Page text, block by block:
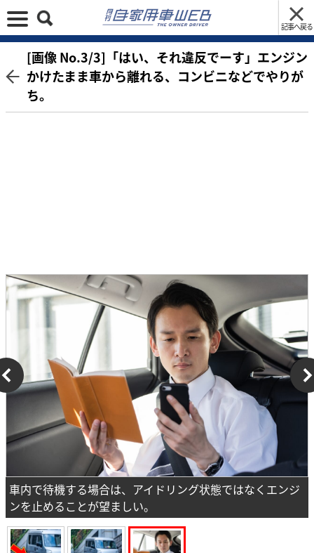
記事へ戻る
[画像 No.3/3]「はい、それ違反でーす」エンジン
かけたまま車から離れる、コンビニなどでやりが
ち。
車内で待機する場合は、アイドリング状態ではなくエンジ
ンを止めることが望ましい。